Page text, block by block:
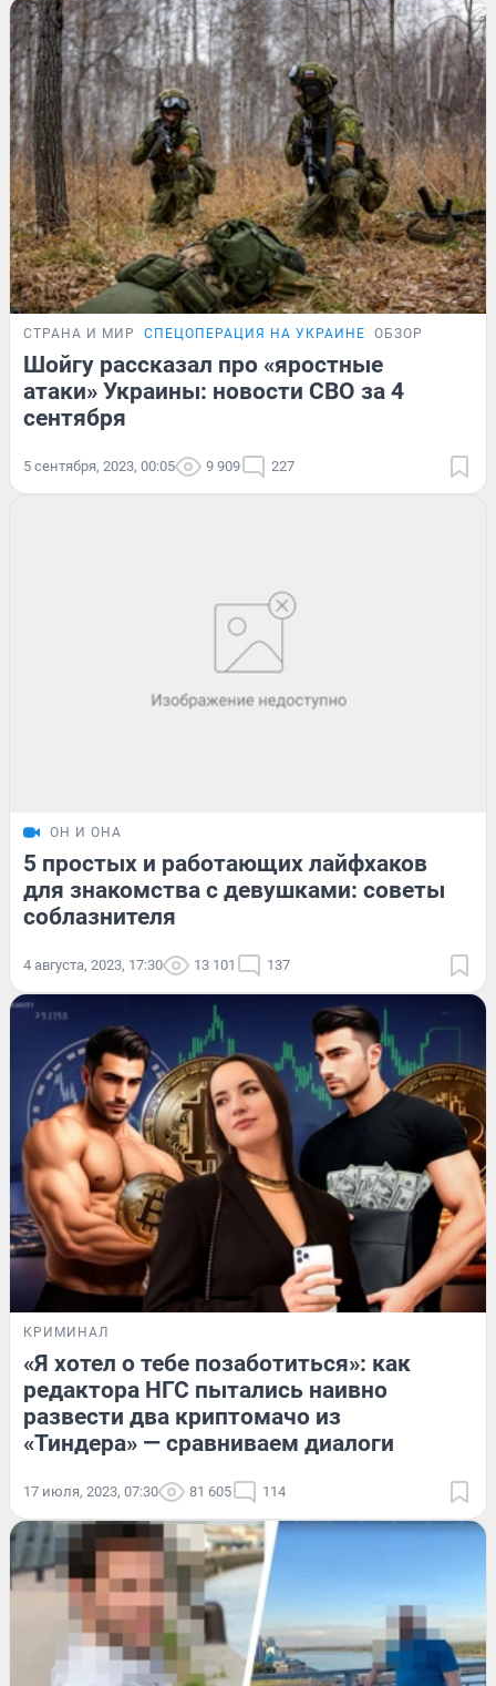
СТРАНА И МИР СПЕЦОПЕРАЦИЯ НА УКРАИНЕ ОБЗОР
Шойгу рассказал про «яростные
атаки» Украины: новости СВО за 4
сентября
5 сентября, 2023, 00:05 9 909 227
ОН И ОНА
5 простых и работающих лайфхаков
для знакомства с девушками: советы
соблазнителя
4 августа, 2023, 17:30 13 101 137
КРИМИНАЛ
«Я хотел о тебе позаботиться»: как
редактора НГС пытались наивно
развести два криптомачо из
«Тиндера» — сравниваем диалоги
17 июля, 2023, 07:30 81 605 114